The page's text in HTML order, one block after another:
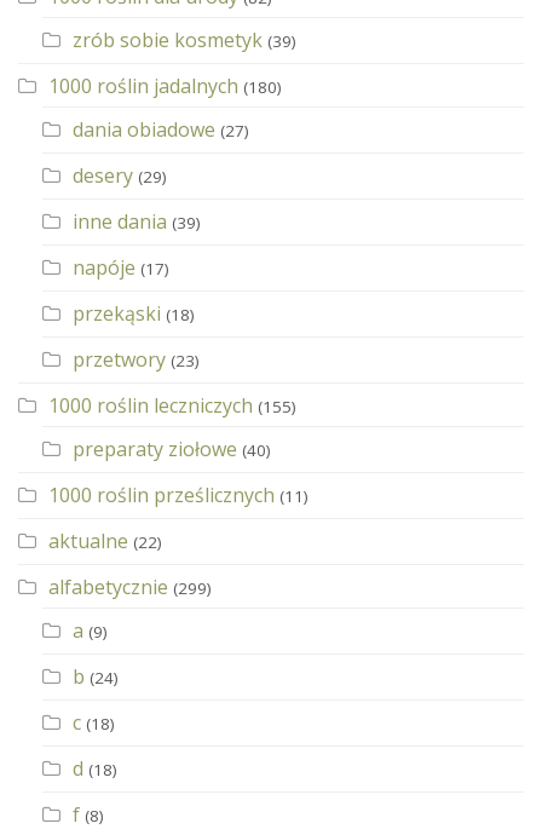
zrób sobie kosmetyk (39)
1000 roślin jadalnych (180)
dania obiadowe (27)
desery (29)
inne dania (39)
napóje (17)
przekąski (18)
przetwory (23)
1000 roślin leczniczych (155)
preparaty ziołowe (40)
1000 roślin prześlicznych (11)
aktualne (22)
alfabetycznie (299)
a (9)
b (24)
c (18)
d (18)
f (8)